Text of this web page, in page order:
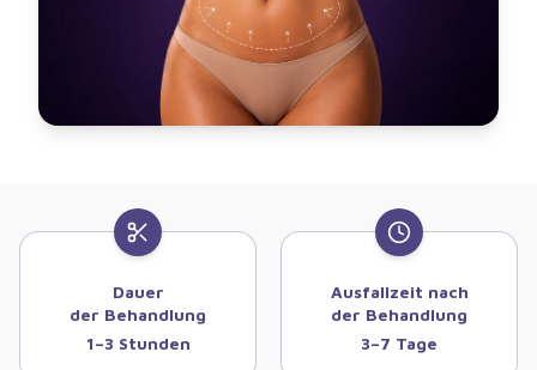
Dauer
der Behandlung
1–3 Stunden
Ausfallzeit nach
der Behandlung
3–7 Tage